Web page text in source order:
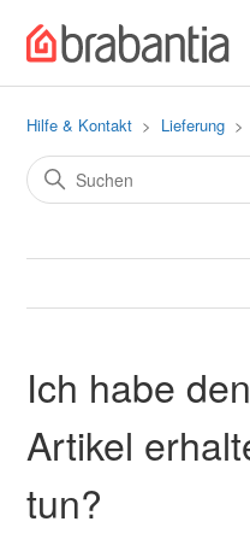
Hilfe & Kontakt Lieferung
Ich habe
Artikel
tun?